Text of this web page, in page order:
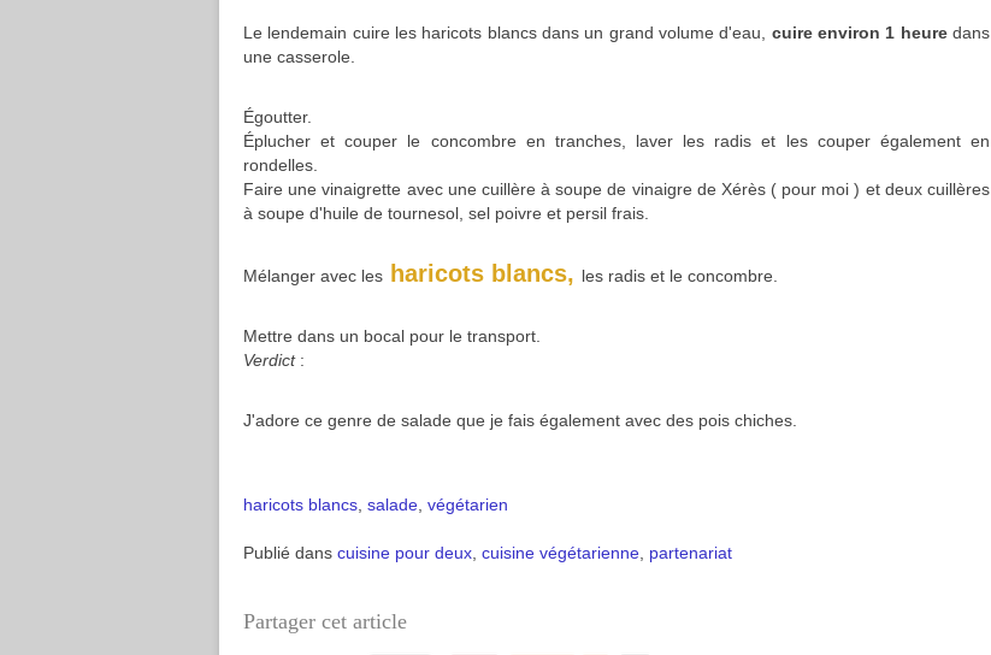
Le lendemain cuire les haricots blancs dans un grand volume d'eau, cuire environ 1 heuredans
une casserole.
Égoutter.
Éplucher et couper le concombre en tranches, laver les radis et les couper également en
rondelles.
Faire une vinaigrette avec une cuillère à soupe de vinaigre de Xérès ( pour moi ) et deux cuillères
à soupe d'huile de tournesol, sel poivre et persil frais.
Mélanger avec les haricots blancs, les radis et le concombre.
Mettre dans un bocal pour le transport.
Verdict:
J'adore ce genre de salade que je fais également avec des pois chiches.
haricots blancs salade végétarien
Publié dans cuisine pour deux cuisine végétarienne partenariat
Partager cet article